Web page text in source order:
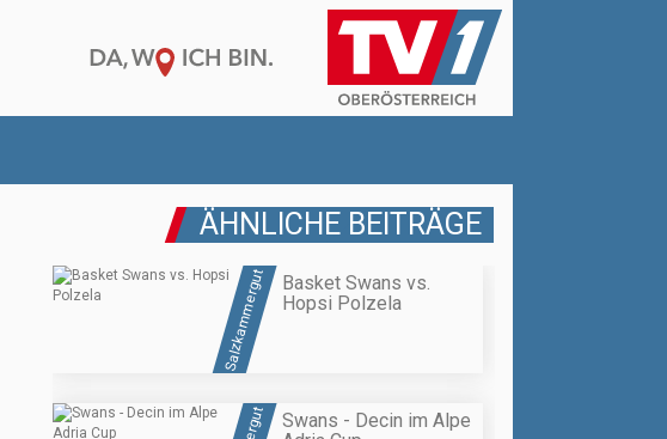
ÄHNLICHE BEITRÄGE
Salzkammergut
Basket Swans vs.
Hopsi Polzela
Swans - Decin im Alpe